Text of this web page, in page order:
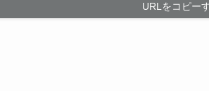
URLをコピー